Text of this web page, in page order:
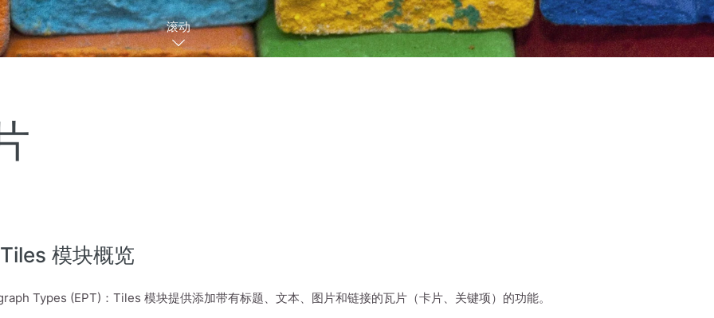
滚动
模块概览
Types (EPT)：Tiles 模块提供添加带有标题、文本、图片和链接的瓦片（卡片、关键项）的功能。